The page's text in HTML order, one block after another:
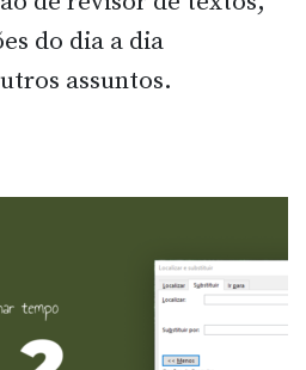
do dia a dia
assuntos.